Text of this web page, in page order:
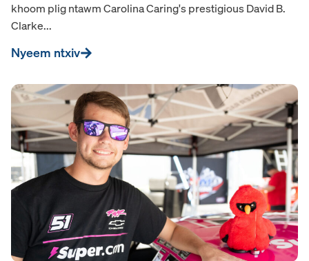
khoom plig ntawm Carolina Caring's prestigious David B.
Clarke...
Nyeem ntxiv